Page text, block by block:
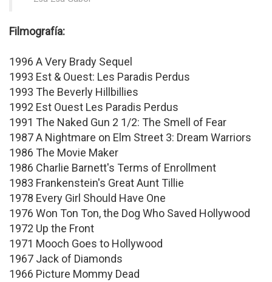
Filmografía:
1996 A Very Brady Sequel
1993 Est & Ouest: Les Paradis Perdus
1993 The Beverly Hillbillies
1992 Est Ouest Les Paradis Perdus
1991 The Naked Gun 2 1/2: The Smell of Fear
1987 A Nightmare on Elm Street 3: Dream Warriors
1986 The Movie Maker
1986 Charlie Barnett's Terms of Enrollment
1983 Frankenstein's Great Aunt Tillie
1978 Every Girl Should Have One
1976 Won Ton Ton, the Dog Who Saved Hollywood
1972 Up the Front
1971 Mooch Goes to Hollywood
1967 Jack of Diamonds
1966 Picture Mommy Dead